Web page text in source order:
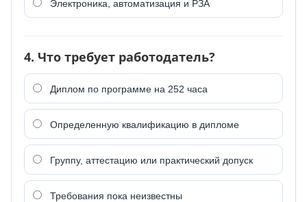
Электроника, автоматизация и РЗА
4. Что требует работодатель?
Диплом по программе на 252 часа
Определенную квалификацию в дипломе
Группу, аттестацию или практический допуск
Требования пока неизвестны